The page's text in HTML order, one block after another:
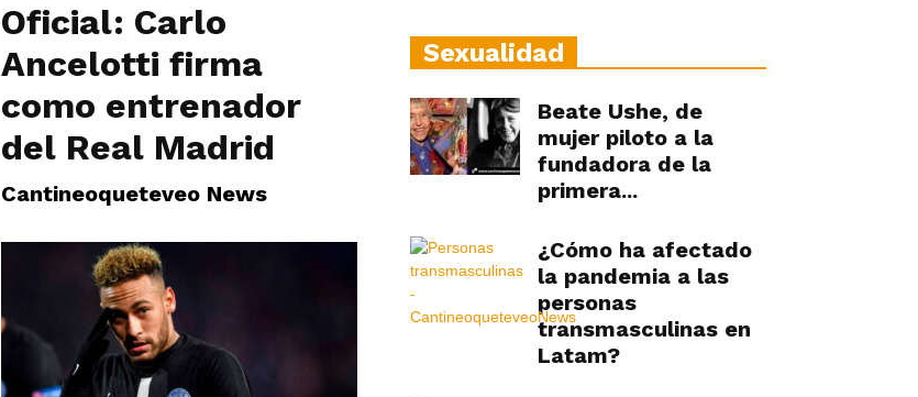
Oficial: Carlo
Ancelotti firma
como entrenador
del Real Madrid
Cantineoqueteveo News
Sexualidad
Beate Ushe, de
mujer piloto a la
fundadora de la
primera...
¿Cómo ha afectado
la pandemia a las
personas
transmasculinas en
Latam?